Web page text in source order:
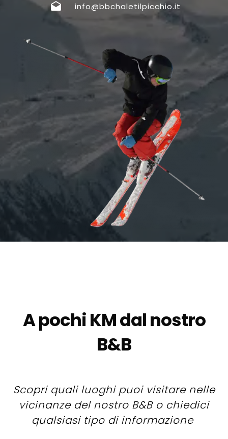
info@bbchaletilpicchio.it
A pochi KM dal nostro
B&B
Scopri quali luoghi puoi visitare nelle
vicinanze del nostro B&B o chiedici
qualsiasi tipo di informazione